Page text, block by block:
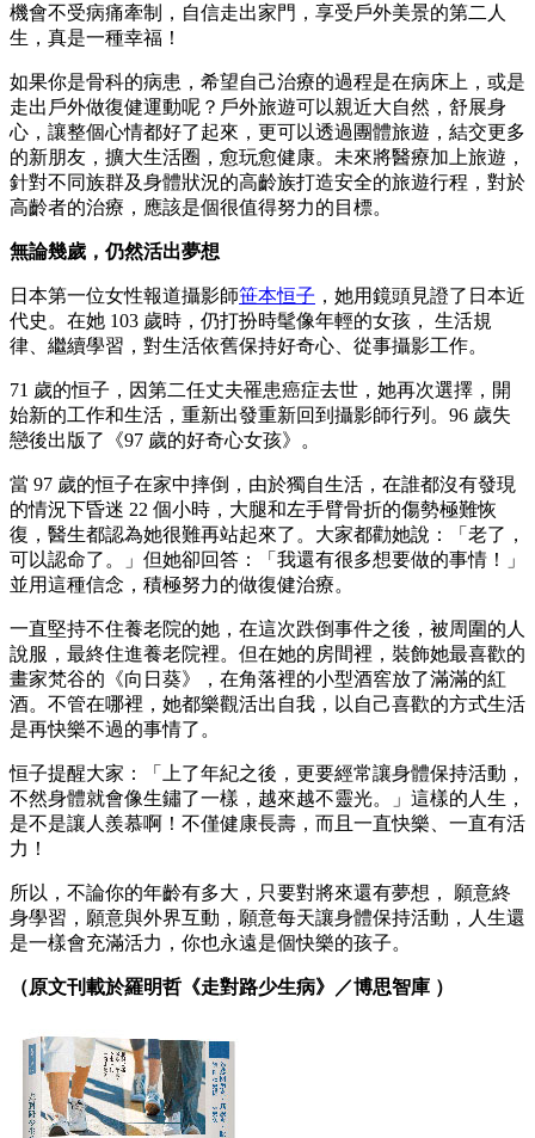
機會不受病痛牽制，自信走出家門，享受戶外美景的第二人
生，真是一種幸福！
如果你是骨科的病患，希望自己治療的過程是在病床上，或是
走出戶外做復健運動呢？戶外旅遊可以親近大自然，舒展身
心，讓整個心情都好了起來，更可以透過團體旅遊，結交更多
的新朋友，擴大生活圈，愈玩愈健康。未來將醫療加上旅遊，
針對不同族群及身體狀況的高齡族打造安全的旅遊行程，對於
高齡者的治療，應該是個很值得努力的目標。
無論幾歲，仍然活出夢想
日本第一位女性報道攝影師笹本恒子 ，她用鏡頭見證了日本近
代史。在她 103 歲時，仍打扮時髦像年輕的女孩， 生活規
律、繼續學習，對生活依舊保持好奇心、從事攝影工作。
71 歲的恒子，因第二任丈夫罹患癌症去世，她再次選擇，開
始新的工作和生活，重新出發重新回到攝影師行列。96 歲失
戀後出版了《97 歲的好奇心女孩》。
當 97 歲的恒子在家中摔倒，由於獨自生活，在誰都沒有發現
的情況下昏迷 22 個小時，大腿和左手臂骨折的傷勢極難恢
復，醫生都認為她很難再站起來了。大家都勸她說：「老了，
可以認命了。」但她卻回答：「我還有很多想要做的事情！」
並用這種信念，積極努力的做復健治療。
一直堅持不住養老院的她，在這次跌倒事件之後，被周圍的人
說服，最終住進養老院裡。但在她的房間裡，裝飾她最喜歡的
畫家梵谷的《向日葵》，在角落裡的小型酒窖放了滿滿的紅
酒。不管在哪裡，她都樂觀活出自我，以自己喜歡的方式生活
是再快樂不過的事情了。
恒子提醒大家：「上了年紀之後，更要經常讓身體保持活動，
不然身體就會像生鏽了一樣，越來越不靈光。」這樣的人生，
是不是讓人羨慕啊！不僅健康長壽，而且一直快樂、一直有活
力！
所以，不論你的年齡有多大，只要對將來還有夢想， 願意終
身學習，願意與外界互動，願意每天讓身體保持活動，人生還
是一樣會充滿活力，你也永遠是個快樂的孩子。
（原文刊載於羅明哲《走對路少生病》／博思智庫 ）